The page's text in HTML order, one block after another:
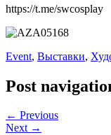
https://t.me/swcosplay
Event, Выставки,
Post
← Previous
Next →